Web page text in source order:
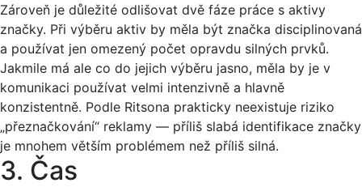
Zároveň je důležité odlišovat dvě fáze práce s aktivy
značky. Při výběru aktiv by měla být značka disciplinovaná
a používat jen omezený počet opravdu silných prvků.
Jakmile má ale co do jejich výběru jasno, měla by je v
komunikaci používat velmi intenzivně a hlavně
konzistentně. Podle Ritsona prakticky neexistuje riziko
„přeznačkování“ reklamy — příliš slabá identifikace značky
je mnohem větším problémem než příliš silná.
3. Čas